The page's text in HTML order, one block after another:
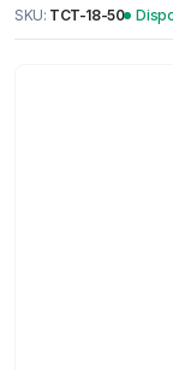
SKU: TCT-18-50